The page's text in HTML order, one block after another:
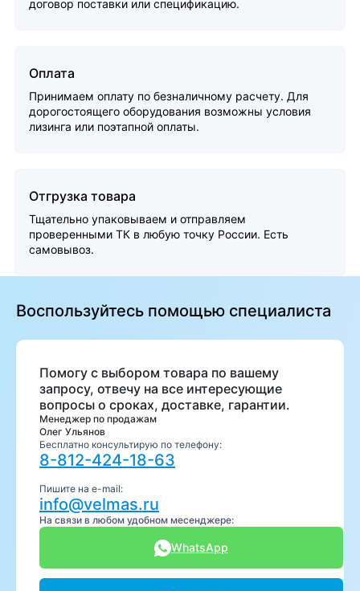
договор поставки или спецификацию.
Оплата
Принимаем оплату по безналичному расчету. Для
дорогостоящего оборудования возможны условия
лизинга или поэтапной оплаты.
Отгрузка товара
Тщательно упаковываем и отправляем
проверенными ТК в любую точку России. Есть
самовывоз.
Воспользуйтесь помощью специалиста
Помогу с выбором товара по вашему
запросу, отвечу на все интересующие
вопросы о сроках, доставке, гарантии.
Менеджер по продажам
Олег Ульянов
Бесплатно консультирую по телефону:
8-812-424-18-63
Пишите на e-mail:
info@velmas.ru
На связи в любом удобном месенджере:
WhatsApp